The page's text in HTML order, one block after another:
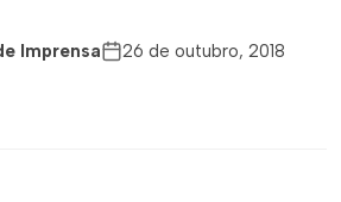
Imprensa
26 de outubro, 2018